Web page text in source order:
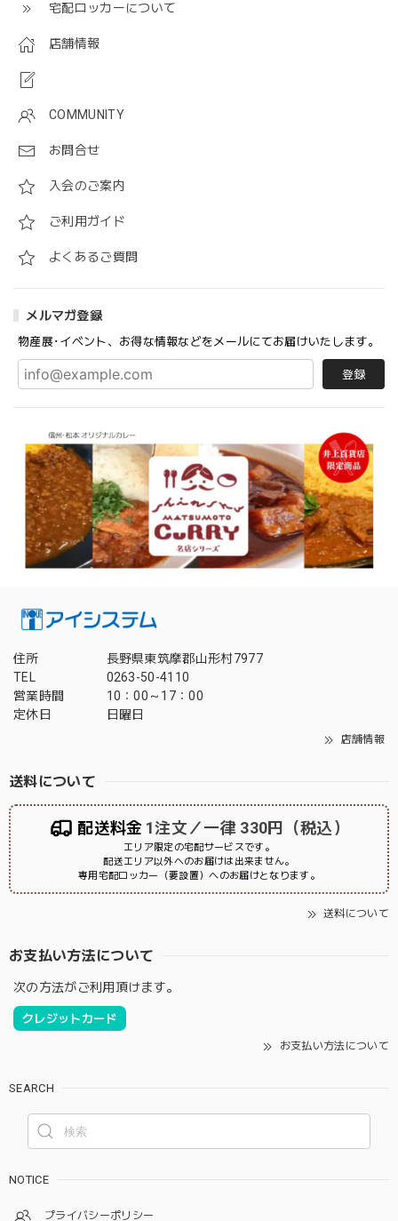
宅配ロッカーについて
店舗情報
COMMUNITY
お問合せ
入会のご案内
ご利用ガイド
よくあるご質問
メルマガ登録
物産展･イベント、お得な情報などをメールにてお届けいたします。
登録
住所
長野県東筑摩郡山形村7977
TEL
0263-50-4110
営業時間
10：00～17：00
定休日
日曜日
店舗情報
送料について
配送料金 1注文／一律 330円（税込）
エリア限定の宅配サービスです。
配送エリア以外へのお届けは出来ません。
専用宅配ロッカー（要設置）へのお届けとなります。
送料について
お支払い方法について
次の方法がご利用頂けます。
クレジットカード
お支払い方法について
SEARCH
NOTICE
プライバシーポリシー